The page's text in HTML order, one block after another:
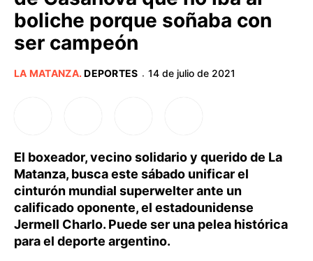
PROVINCIAS
boliche porque soñaba con
ser campeón
LA MATANZA.DEPORTES · 14 de julio de 2021
El boxeador, vecino solidario y querido de La
Matanza, busca este sábado unificar el
cinturón mundial superwelter ante un
calificado oponente, el estadounidense
Jermell Charlo. Puede ser una pelea histórica
para el deporte argentino.